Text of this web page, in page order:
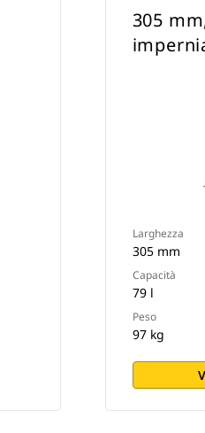
305
Larghezza
305 mm
Capacità
79 l
Peso
97 kg